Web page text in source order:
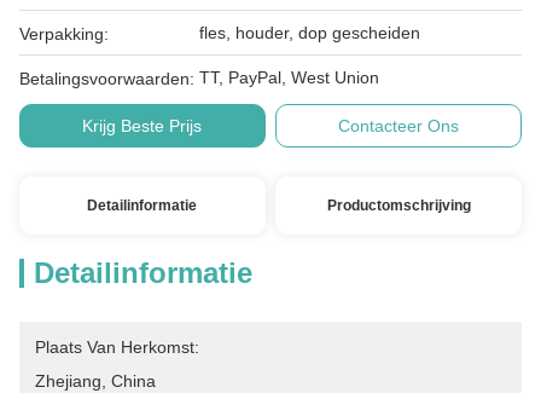
Verpakking: fles, houder, dop gescheiden
Betalingsvoorwaarden: TT, PayPal, West Union
Krijg Beste Prijs Contacteer Ons
Detailinformatie Productomschrijving
Detailinformatie
Plaats Van Herkomst:
Zhejiang, China